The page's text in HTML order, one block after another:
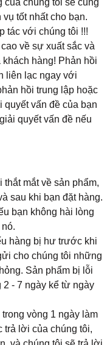
của chúng tôi sẽ cung
tốt nhất cho bạn.
tác với chúng tôi !!!
về sự xuất sắc và
hàng! Phản hồi
liên lạc ngay với
hồi trung lập hoặc
quyết vấn đề của bạn
quyết vấn đề nếu
mắt về sản phẩm,
sau khi bạn đặt hàng.
bạn không hài lòng
hàng bị hư trước khi
cho chúng tôi những
Sản phẩm bị lỗi
- 7 ngày kể từ ngày
vòng 1 ngày làm
trả lời của chúng tôi,